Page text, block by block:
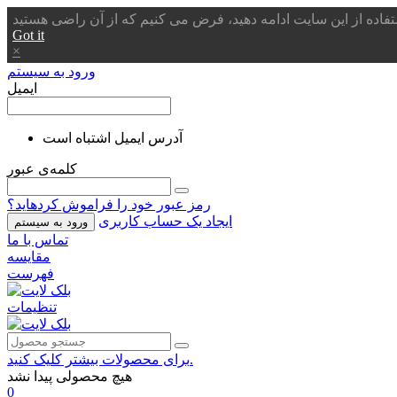
Got it
×
ورود به سیستم
ایمیل
آدرس ایمیل اشتباه است
کلمه‌ی عبور
رمز عبور خود را فراموش کردهاید؟
ورود به سیستم
ایجاد یک حساب کاربری
تماس با ما
مقایسه
فهرست
تنظیمات
برای محصولات بیشتر کلیک کنید.
هیچ محصولی پیدا نشد
0